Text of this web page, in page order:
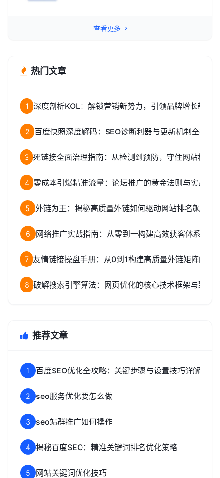
查看更多
热门文章
1 深度剖析KOL：解锁营销新势力，引领品牌增长新路
2 百度快照深度解码：SEO诊断利器与更新机制全揭秘
3 死链接全面治理指南：从检测到预防，守住网站权重
4 零成本引爆精准流量：论坛推广的黄金法则与实战全
5 外链为王：揭秘高质量外链如何驱动网站排名飙升
6 网络推广实战指南：从零到一构建高效获客体系
7 友情链接操盘手册：从0到1构建高质量外链矩阵的完
8 破解搜索引擎算法：网页优化的核心技术框架与致命
推荐文章
1 百度SEO优化全攻略：关键步骤与设置技巧详解
2 seo服务优化要怎么做
3 seo站群推广如何操作
4 揭秘百度SEO：精准关键词排名优化策略
5 网站关键词优化技巧